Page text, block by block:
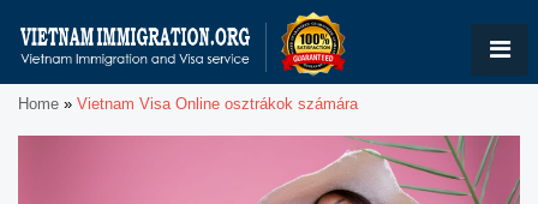
Home » Vietnam Visa Online osztrákok számára